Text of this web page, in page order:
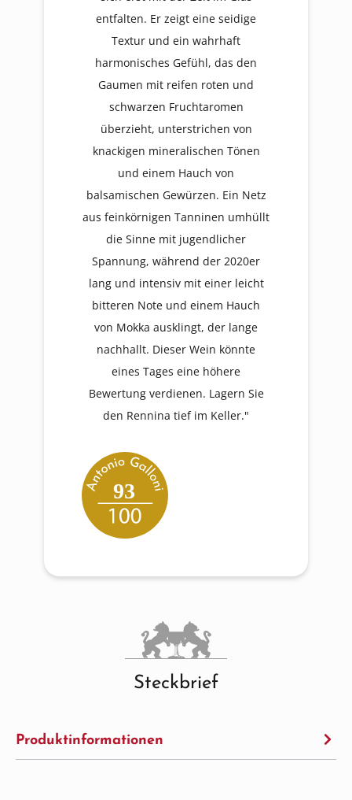
entfalten. Er zeigt eine seidige
Textur und ein wahrhaft
harmonisches Gefühl, das den
Gaumen mit reifen roten und
schwarzen Fruchtaromen
überzieht, unterstrichen von
knackigen mineralischen Tönen
und einem Hauch von
balsamischen Gewürzen. Ein Netz
aus feinkörnigen Tanninen umhüllt
die Sinne mit jugendlicher
Spannung, während der 2020er
lang und intensiv mit einer leicht
bitteren Note und einem Hauch
von Mokka ausklingt, der lange
nachhallt. Dieser Wein könnte
eines Tages eine höhere
Bewertung verdienen. Lagern Sie
den Rennina tief im Keller."
93
Steckbrief
Produktinformationen